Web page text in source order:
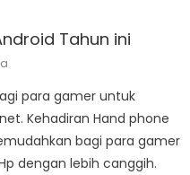
Tahun ini
para gamer untuk
Kehadiran Hand phone
bagi para gamer
dengan lebih canggih.